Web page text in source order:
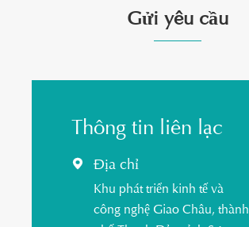
Gửi yêu cầu
Thông tin liên lạc
 Địa chỉ
Khu phát triển kinh tế và
công nghệ Giao Châu, thành